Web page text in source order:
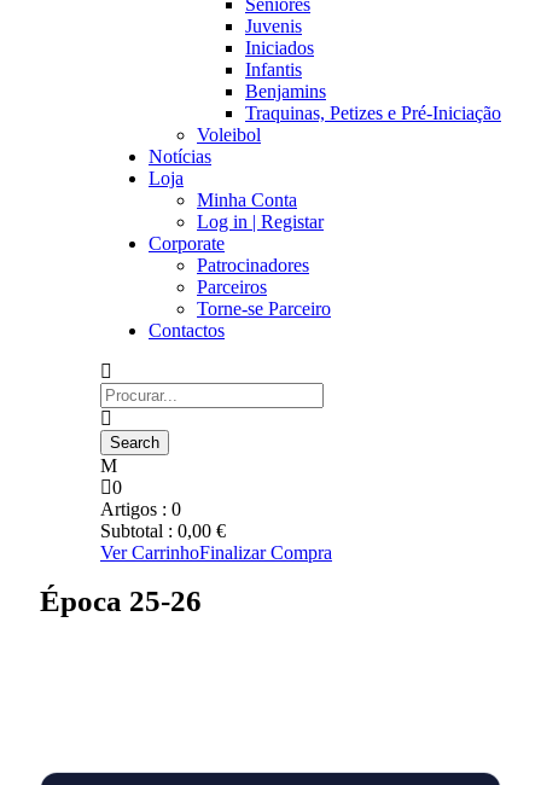
Seniores
Juvenis
Iniciados
Infantis
Benjamins
Traquinas, Petizes e Pré-Iniciação
Voleibol
Notícias
Loja
Minha Conta
Log in | Registar
Corporate
Patrocinadores
Parceiros
Torne-se Parceiro
Contactos
0
Artigos : 0
Subtotal : 0,00 €
Ver CarrinhoFinalizar Compra
Época 25-26